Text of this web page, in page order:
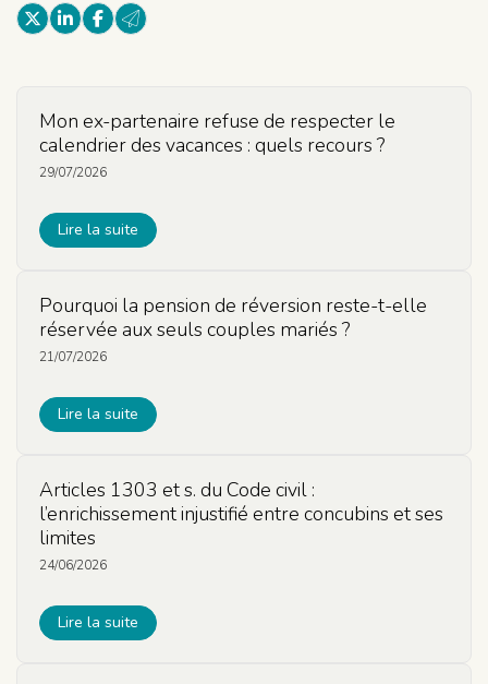
Mon ex-partenaire refuse de respecter le
calendrier des vacances : quels recours ?
29/07/2026
Lire la suite
Pourquoi la pension de réversion reste-t-elle
réservée aux seuls couples mariés ?
21/07/2026
Lire la suite
Articles 1303 et s. du Code civil :
l’enrichissement injustifié entre concubins et ses
limites
24/06/2026
Lire la suite